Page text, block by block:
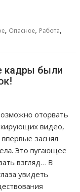
, Опасное, Работа,
кадры были
оторвать
видео,
заснял
Это пугающее
взгляд… В
увидеть